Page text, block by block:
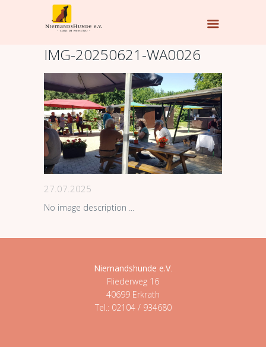
IMG-20250621-WA0026
27.07.2025
No image description ...
Niemandshunde e.V
Fliederweg 16
40699 Erkrath
Tel.: 02104 / 934680